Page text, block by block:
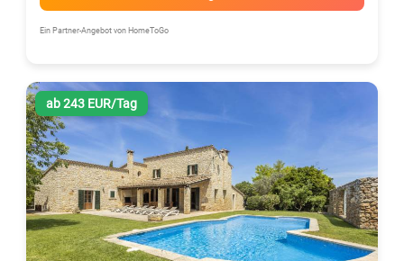
Ein Partner-Angebot von HomeToGo
ab 243 EUR/Tag